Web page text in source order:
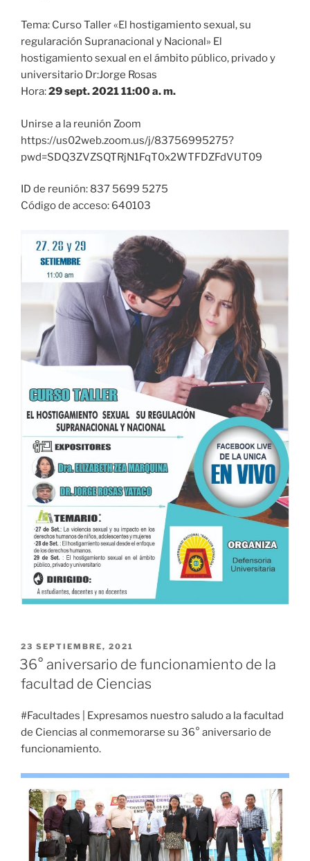
Tema: Curso Taller «El hostigamiento sexual, su
regularación Supranacional y Nacional» El
hostigamiento sexual en el ámbito público, privado y
universitario Dr:Jorge Rosas
Hora:29 sept. 2021 11:00 a. m.
Unirse a la reunión Zoom
https://us02web.zoom.us/j/83756995275?
pwd=SDQ3ZVZSQTRjN1FqT0x2WTFDZFdVUT09
ID de reunión: 837 5699 5275
Código de acceso: 640103
PUBLICADO
EL
23 SEPTIEMBRE, 2021
36° aniversario de funcionamiento de la
facultad de Ciencias
#Facultades | Expresamos nuestro saludo a la facultad
de Ciencias al conmemorarse su 36° aniversario de
funcionamiento.